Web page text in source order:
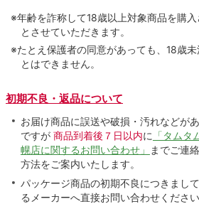
※年齢を詐称して18歳以上対象商品を購
とさせていただきます。
※たとえ保護者の同意があっても、18歳
とはできません。
初期不良・返品について
お届け商品に誤送や破損・汚れなどが
ですが 商品到着後７日以内に 「タム
幌店に関するお問い合わせ」
までご連
方法をご案内いたします。
パッケージ商品の初期不良につきまし
るメーカーへ直接お問い合わせください